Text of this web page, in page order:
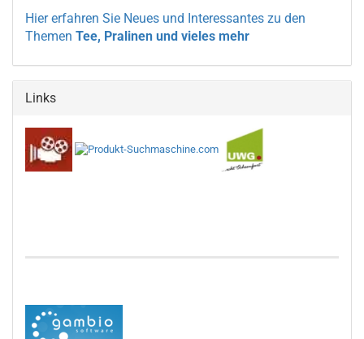
Hier erfahren Sie Neues und Interessantes zu den
Themen Tee, Pralinen und vieles mehr
Links